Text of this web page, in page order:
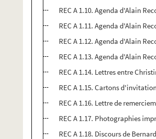
REC A 1.10. Agenda d'Alain
REC A 1.11. Agenda d'Alain
REC A 1.12. Agenda d'Alain
REC A 1.13. Agenda d'Alain
REC A 1.14. Lettres entre
REC A 1.15. Cartons
REC A 1.16. Lettre de
REC A 1.17. Photographies
REC A 1.18. Discours de